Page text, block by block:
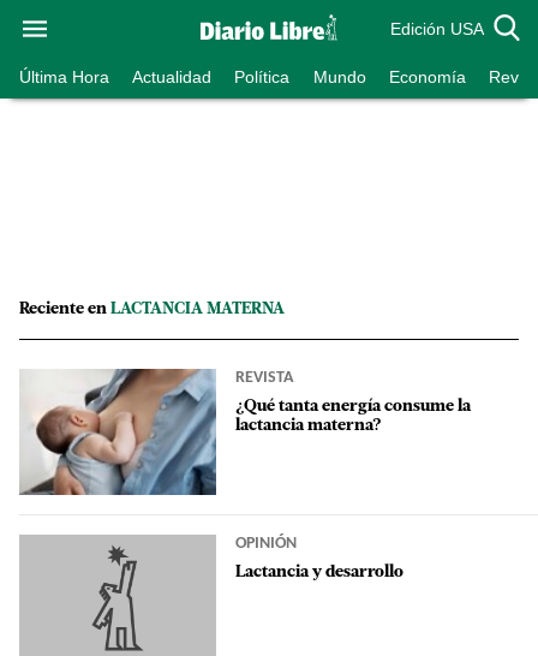
Edición USA
Última Hora Actualidad Política Mundo Economía
Reciente en LACTANCIA MATERNA
REVISTA
¿Qué tanta energía consume la
lactancia materna?
OPINIÓN
Lactancia y desarrollo